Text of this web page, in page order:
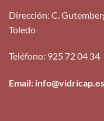
Dirección: C.
Toledo
Teléfono: 925 72 04 34
Email: info@vidricap.es